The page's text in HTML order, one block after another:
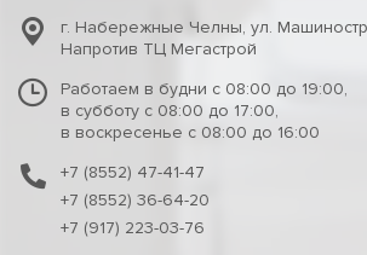
г. Набережные Челны, ул.
Напротив ТЦ Мегастрой
Работаем в будни с 08:00 до 19:00,
в субботу с 08:00 до 17:00,
в воскресенье с 08:00 до 16:00
+7 (8552) 47-41-47
+7 (8552) 36-64-20
+7 (917) 223-03-76